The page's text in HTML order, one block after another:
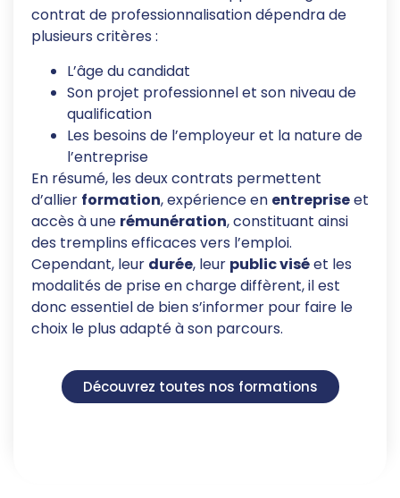
contrat de professionnalisation dépendra de
plusieurs critères :
L’âge du candidat
Son projet professionnel et son niveau de
qualification
Les besoins de l’employeur et la nature de
l’entreprise
En résumé, les deux contrats permettent
d’allier formation, expérience en entrepriseet
accès à une rémunération, constituant ainsi
des tremplins efficaces vers l’emploi.
Cependant, leur durée, leur public viséet les
modalités de prise en charge diffèrent, il est
donc essentiel de bien s’informer pour faire le
choix le plus adapté à son parcours.
Découvrez toutes nos formations